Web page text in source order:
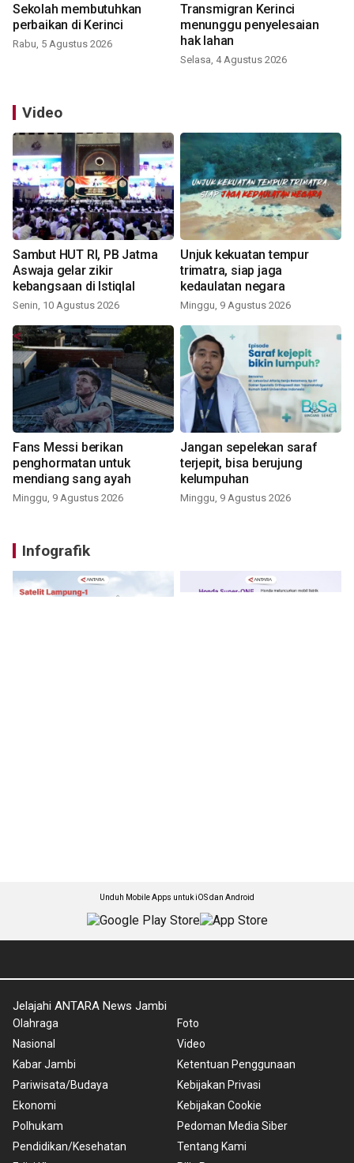
Sekolah membutuhkan
perbaikan di Kerinci
Rabu, 5 Agustus 2026
Transmigran Kerinci
menunggu penyelesaian
hak lahan
Selasa, 4 Agustus 2026
Video
Sambut HUT RI, PB Jatma
Aswaja gelar zikir
kebangsaan di Istiqlal
Senin, 10 Agustus 2026
Unjuk kekuatan tempur
trimatra, siap jaga
kedaulatan negara
Minggu, 9 Agustus 2026
Fans Messi berikan
penghormatan untuk
mendiang sang ayah
Minggu, 9 Agustus 2026
Jangan sepelekan saraf
terjepit, bisa berujung
kelumpuhan
Minggu, 9 Agustus 2026
Infografik
Unduh Mobile Apps untuk iOS dan Android
Jelajahi ANTARA News Jambi
Olahraga
Nasional
Kabar Jambi
Pariwisata/Budaya
Ekonomi
Polhukam
Pendidikan/Kesehatan
Foto
Video
Ketentuan Penggunaan
Kebijakan Privasi
Kebijakan Cookie
Pedoman Media Siber
Tentang Kami